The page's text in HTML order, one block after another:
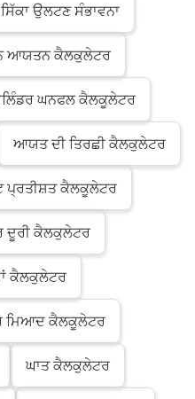
ਸਿੱਕਾ ਉਲਟਣ ਸੰਭਾਵਨਾ
ਆਯਤਨ ਕੈਲਕੁਲੇਟਰ
ਘਨਫਲ ਕੈਲਕੂਲੇਟਰ
ਆਯਤ ਦੀ ਤਿਰਛੀ ਕੈਲਕੁਲੇਟਰ
ਪ੍ਰਤੀਸ਼ਤ ਕੈਲਕੂਲੇਟਰ
ਦੂਰੀ ਕੈਲਕੁਲੇਟਰ
ਕੈਲਕੁਲੇਟਰ
ਮਿਆਦ ਕੈਲਕੂਲੇਟਰ
ਘਾਤ ਕੈਲਕੁਲੇਟਰ